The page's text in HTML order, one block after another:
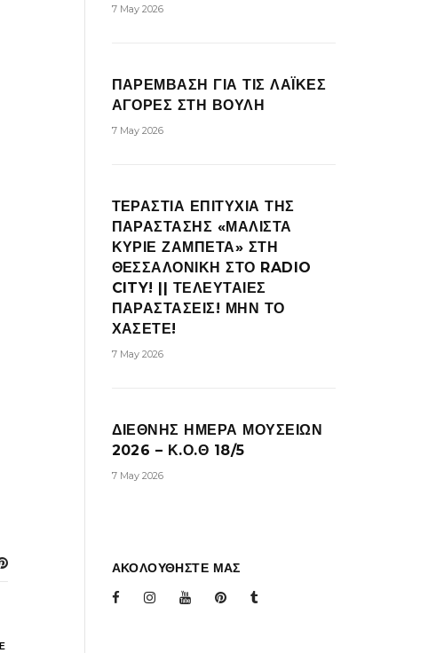
7 May 2026
ΠΑΡΕΜΒΑΣΗ ΓΙΑ ΤΙΣ ΛΑΪΚΕΣ
ΑΓΟΡΕΣ ΣΤΗ ΒΟΥΛΗ
7 May 2026
ΤΕΡΑΣΤΙΑ ΕΠΙΤΥΧΙΑ ΤΗΣ
ΠΑΡΑΣΤΑΣΗΣ «ΜΑΛΙΣΤΑ
ΚΥΡΙΕ ΖΑΜΠΕΤΑ» ΣΤΗ
ΘΕΣΣΑΛΟΝΙΚΗ ΣΤΟ RADIO
CITY! || ΤΕΛΕΥΤΑΙΕΣ
ΠΑΡΑΣΤΑΣΕΙΣ! ΜΗΝ ΤΟ
ΧΑΣΕΤΕ!
7 May 2026
ΔΙΕΘΝΗΣ ΗΜΕΡΑ ΜΟΥΣΕΙΩΝ
2026 – Κ.Ο.Θ 18/5
7 May 2026
ΑΚΟΛΟΥΘΗΣΤΕ ΜΑΣ